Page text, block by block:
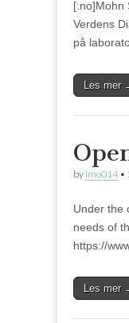
[:no]Mohn
Verdens
på
Les mer
by imo014•
Under the
needs of
https://
Les mer